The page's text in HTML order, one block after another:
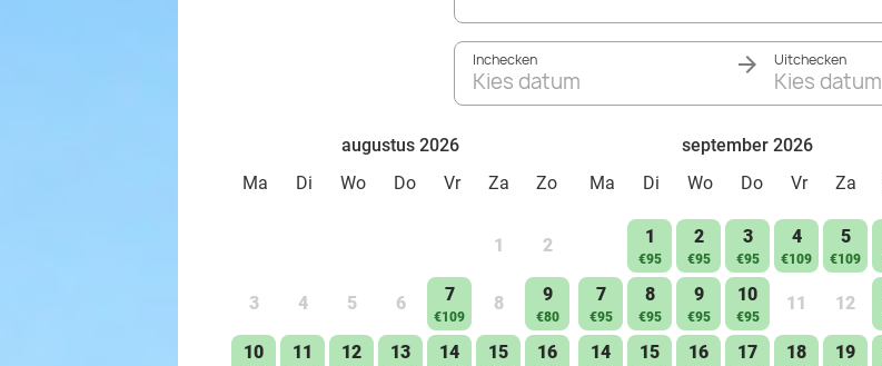
Inchecken
Kies datum
Uitchecken
Kies datum
augustus 2026
Ma
Di Wo Do Vr Za Zo
1 2
3 4 5 6 7
€109
8 9
€80
10 11 12 13 14 15 16
september 2026
Ma
Di Wo Do Vr Za
1
€95
2
€95
3
€95
4
€109
5
€109
7
€95
8
€95
9
€95
10
€95
11 12
14 15 16 17 18 19